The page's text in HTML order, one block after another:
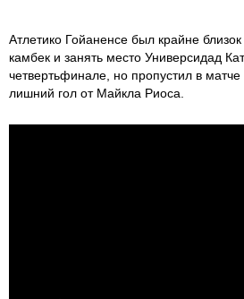
Атлетико Гойаненсе был крайне
камбек и занять место Универсидад
четвертьфинале, но пропустил в
лишний гол от Майкла Риоса.